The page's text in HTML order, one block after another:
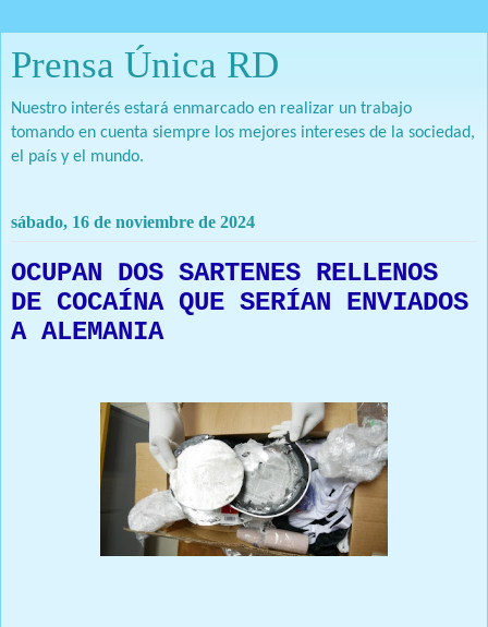
Prensa Única RD
Nuestro interés estará enmarcado en realizar un trabajo
tomando en cuenta siempre los mejores intereses de la sociedad,
el país y el mundo.
sábado, 16 de noviembre de 2024
OCUPAN DOS SARTENES RELLENOS
DE COCAÍNA QUE SERÍAN ENVIADOS
A ALEMANIA